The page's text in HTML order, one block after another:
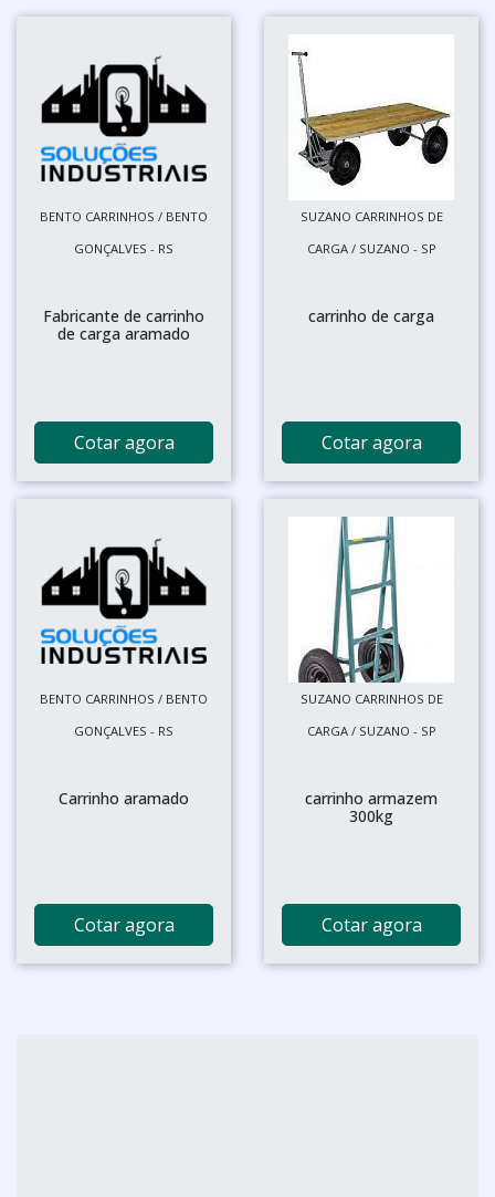
BENTO CARRINHOS / BENTO
GONÇALVES - RS
Fabricante de carrinho
de carga aramado
Cotar agora
SUZANO CARRINHOS DE
CARGA / SUZANO - SP
carrinho de carga
Cotar agora
BENTO CARRINHOS / BENTO
GONÇALVES - RS
Carrinho aramado
Cotar agora
SUZANO CARRINHOS DE
CARGA / SUZANO - SP
carrinho armazem
300kg
Cotar agora